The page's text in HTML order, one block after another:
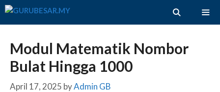
Skip
Modul Matematik Nombor
Bulat Hingga 1000
April 17, 2025 byAdmin GB